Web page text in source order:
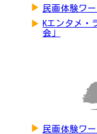
▶ 民画体験ワ
▶ Kエンタメ・
会」
▶ 民画体験ワ